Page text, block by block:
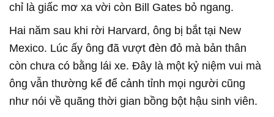
chỉ là giấc mơ xa vời còn Bill Gates bỏ ngang.
Hai năm sau khi rời Harvard, ông bị bắt tại New
Mexico. Lúc ấy ông đã vượt đèn đỏ mà bản thân
còn chưa có bằng lái xe. Đây là một kỷ niệm vui mà
ông vẫn thường kể để cảnh tỉnh mọi người cũng
như nói về quãng thời gian bồng bột hậu sinh viên.